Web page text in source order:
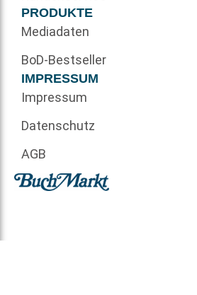
PRODUKTE
Mediadaten
BoD-Bestseller
IMPRESSUM
Impressum
Datenschutz
AGB